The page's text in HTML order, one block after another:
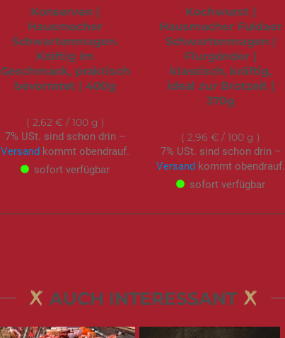
Konserven |
Hausmacher
Schwartenmagen.
Kräftig im
Geschmack, praktisch
bevorratet | 400g
2,62 €/ 100 g
7% USt. sind schon drin –
Versand kommt obendrauf.
sofort verfügbar
Kochwurst |
Hausmacher Fuldaer
Schwartenmagen |
Flurgönder |
klassisch, kräftig,
ideal zur Brotzeit |
370g
2,96 € / 100 g
7% USt. sind schon drin –
Versand kommt obendrauf.
sofort verfügbar
AUCH INTERESSANT